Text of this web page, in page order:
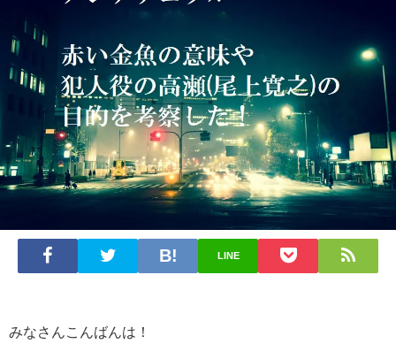
LINE
みなさんこんばんは！